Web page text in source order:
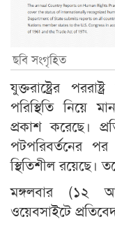
ছবি সংগৃহিত
যুক্তরাষ্ট্রের
পরিস্থিতি নিয়ে
প্রকাশ করেছে।
পটপরিবর্তনের পর
স্থিতিশীল রয়েছে।
মঙ্গলবার (১২
ওয়েবসাইটে